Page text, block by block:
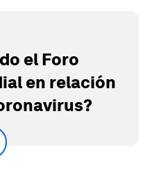
el Foro
en relación